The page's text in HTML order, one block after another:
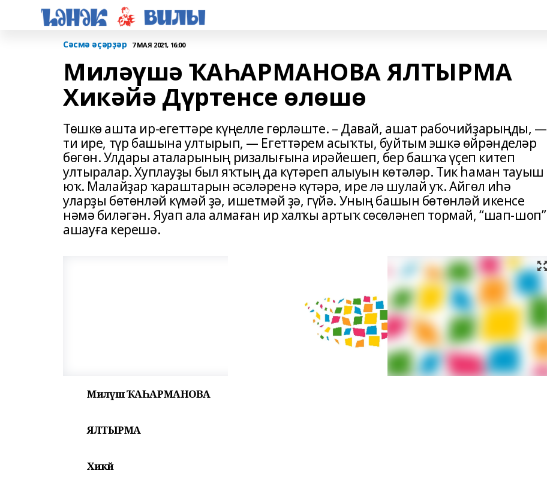
Сәсмә әҫәрҙәр 7 МАЯ 2021, 16:00
Миләүшә ҠАҺАРМАНОВА ЯЛТЫРМА
Хикәйә Дүртенсе өлөшө
Төшкө ашта ир-егеттәре күңелле гөрләште. – Давай, ашат рабочийҙарыңды, —
ти ире, түр башына ултырып, — Егеттәрем асыҡты, буйтым эшкә өйрәнделәр
бөгөн. Улдары аталарының ризалығына ирәйешеп, бер башҡа үҫеп китеп
ултыралар. Хуплауҙы был яҡтың да күтәреп алыуын көтәләр. Тик һаман тауыш
юҡ. Малайҙар ҡараштарын әсәләренә күтәрә, ире лә шулай уҡ. Айгөл иһә
уларҙы бөтөнләй күмәй ҙә, ишетмәй ҙә, гүйә. Уның башын бөтөнләй икенсе
нәмә биләгән. Яуап ала алмаған ир халҡы артыҡ сөсөләнеп тормай, “шап-шоп”
ашауға керешә.
Миләүшә ҠАҺАРМАНОВА
ЯЛТЫРМА
Хикәйә